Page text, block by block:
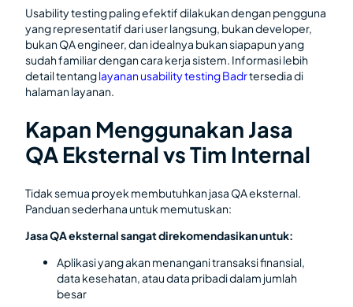
Usability testing paling efektif dilakukan dengan pengguna
yang representatif dari user langsung, bukan developer,
bukan QA engineer, dan idealnya bukan siapapun yang
sudah familiar dengan cara kerja sistem. Informasi lebih
detail tentanglayanan usability testing Badrtersedia di
halaman layanan.
Kapan Menggunakan Jasa
QA Eksternal vs Tim Internal
Tidak semua proyek membutuhkan jasa QA eksternal.
Panduan sederhana untuk memutuskan:
Jasa QA eksternal sangat direkomendasikan untuk:
Aplikasi yang akan menangani transaksi finansial,
data kesehatan, atau data pribadi dalam jumlah
besar